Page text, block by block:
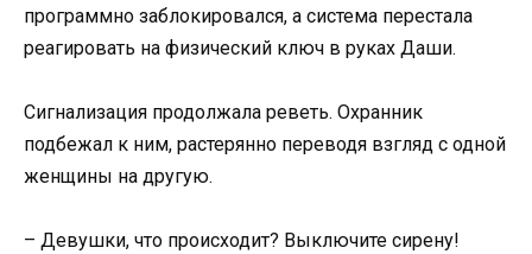
программно заблокировался, а система перестала
реагировать на физический ключ в руках Даши.
Сигнализация продолжала реветь. Охранник
подбежал к ним, растерянно переводя взгляд с одной
женщины на другую.
– Девушки, что происходит? Выключите сирену!